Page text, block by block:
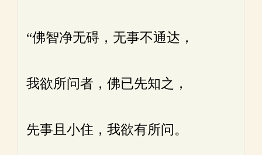
“佛智净无碍，无事不通达，
我欲所问者，佛已先知之，
先事且小住，我欲有所问。